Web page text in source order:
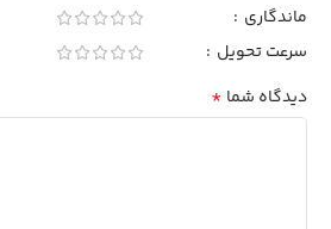
ماندگاری
سرعت تحویل
دیدگاه شما *